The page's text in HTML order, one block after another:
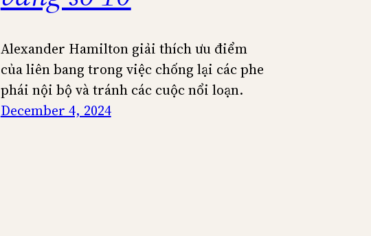
Alexander Hamilton giải thích ưu điểm
của liên bang trong việc chống lại các phe
phái nội bộ và tránh các cuộc nổi loạn.
December 4, 2024